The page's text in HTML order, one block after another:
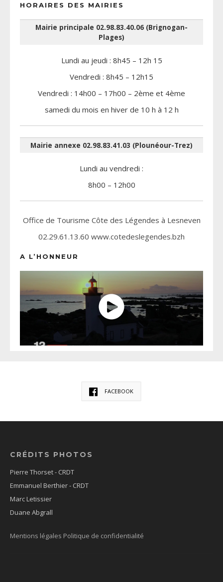
HORAIRES DES MAIRIES
Mairie principale 02.98.83.40.06 (Brignogan-
Plages)
Lundi au jeudi : 8h45 – 12h 15
Vendredi : 8h45 – 12h15
Vendredi : 14h00 – 17h00 – 2ème et 4ème
samedi du mois en hiver de 10 h à 12 h
Mairie annexe 02.98.83.41.03 (Plounéour-Trez)
Lundi au vendredi :
8h00 – 12h00
Office de Tourisme Côte des Légendes à Lesneven
02.29.61.13.60 www.cotedeslegendes.bzh
A L’HONNEUR
FACEBOOK
CRÉDITS PHOTOS
Pierre Thorset - CRDT
Emmanuel Berthier - CRDT
Marc Letissier
Duane Abgrall
Mentions légales Politique de confidentialité